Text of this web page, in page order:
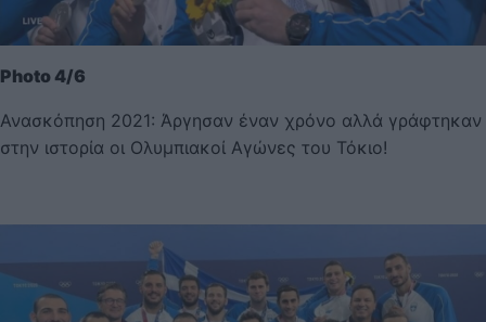
Photo 4/6
Ανασκόπηση 2021: Άργησαν έναν χρόνο αλλά γράφτηκαν
στην ιστορία οι Ολυμπιακοί Αγώνες του Τόκιο!